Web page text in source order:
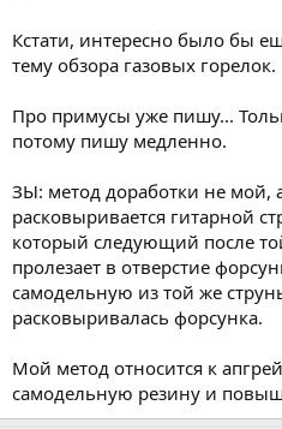
Кстати, интересно было бы
тему обзора газовых горелок.
Про примусы уже пишу...
потому пишу медленно.
ЗЫ: метод доработки не мой,
расковыривается гитарной
который следующий после
пролезает в отверстие
самодельную из той же
расковыривалась форсунка.
Мой метод относится к
самодельную резину и